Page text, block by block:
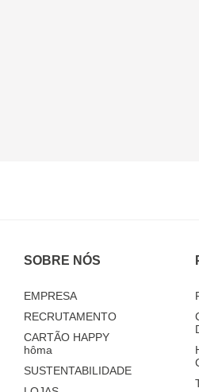
SOBRE NÓS
EMPRESA
RECRUTAMENTO
CARTÃO HAPPY
hôma
SUSTENTABILIDADE